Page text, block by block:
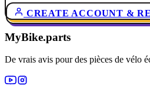
CREATE ACCOUNT &
MyBike.parts
De vrais avis pour des pièces de vélo